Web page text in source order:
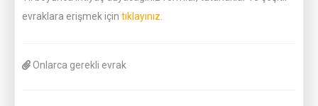
evraklara erişmek için tıklayınız.
Onlarca gerekli evrak